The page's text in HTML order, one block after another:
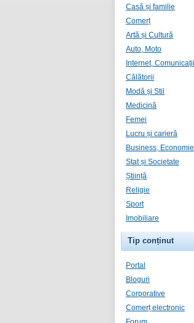
Casă și familie
Comerț
Artă și Cultură
Auto, Moto
Internet, Comunicații
Călătorii
Modă și Stil
Medicină
Femei
Lucru și carieră
Business, Economie
Stat și Societate
Știință
Religie
Sport
Imobiliare
Tip conținut
Portal
Bloguri
Corporative
Comerț electronic